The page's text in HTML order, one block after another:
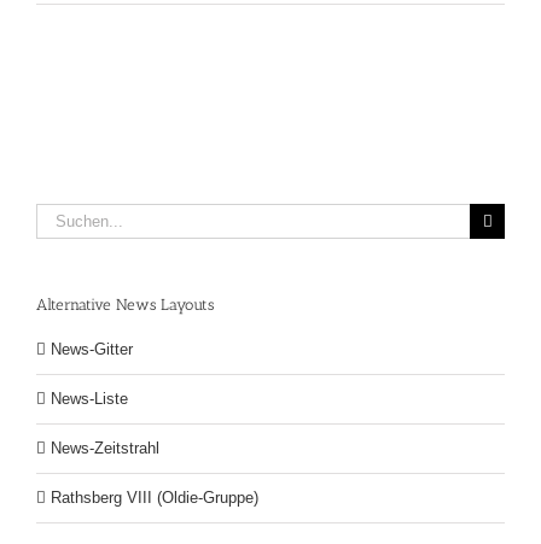
Suche
nach:
Alternative News Layouts
News-Gitter
News-Liste
News-Zeitstrahl
Rathsberg VIII (Oldie-Gruppe)